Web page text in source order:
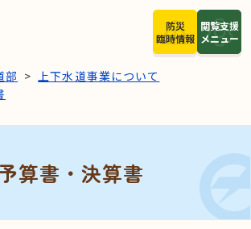
閲覧支援
メニュー
防災
臨時情報
部
上下水道事業について
算書・決算書